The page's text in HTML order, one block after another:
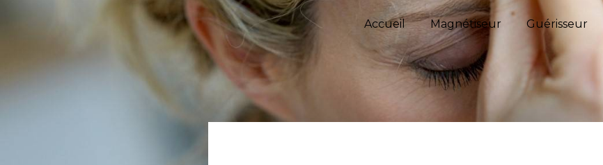
Accueil Magnétiseur Guérisseur
Panneau de gestion des cookies